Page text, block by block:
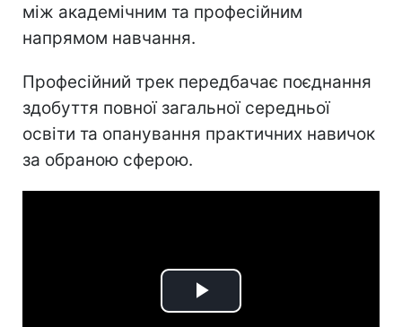
між академічним та професійним
напрямом навчання.
Професійний трек передбачає поєднання
здобуття повної загальної середньої
освіти та опанування практичних навичок
за обраною сферою.
Play